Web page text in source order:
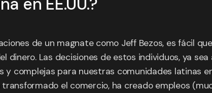
de un magnate como Jeff Bezos, es fácil
dinero. Las decisiones de estos individuos, ya
complejas para nuestras comunidades latinas
el comercio, ha creado empleos